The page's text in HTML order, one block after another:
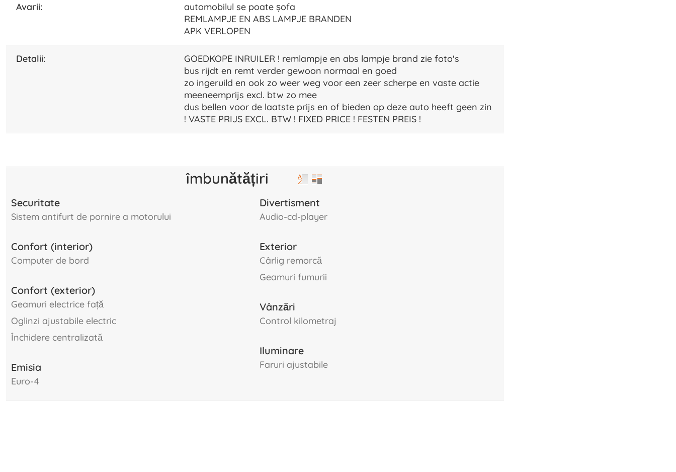
avarii:
automobilul se poate șofa
REMLAMPJE EN ABS LAMPJE BRANDEN
APK VERLOPEN
detalii:
GOEDKOPE INRUILER ! remlampje en abs lampje brand zie foto's
bus rijdt en remt verder gewoon normaal en goed
zo ingeruild en ook zo weer weg voor een zeer scherpe en vaste actie
meeneemprijs excl. btw zo mee
dus bellen voor de laatste prijs en of bieden op deze auto heeft geen zin
! VASTE PRIJS EXCL. BTW ! FIXED PRICE ! FESTEN PREIS !
îmbunătățiri
Securitate
sistem antifurt de pornire a motorului
Divertisment
audio-cd-player
Confort (interior)
computer de bord
Confort (exterior)
geamuri electrice față
oglinzi ajustabile electric
închidere centralizată
Emisia
Euro-4
Exterior
cârlig remorcă
geamuri fumurii
Vânzări
control kilometraj
Iluminare
faruri ajustabile